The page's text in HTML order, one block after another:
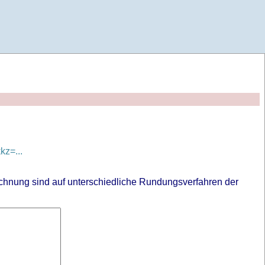
sind auf unterschiedliche Rundungsverfahren der